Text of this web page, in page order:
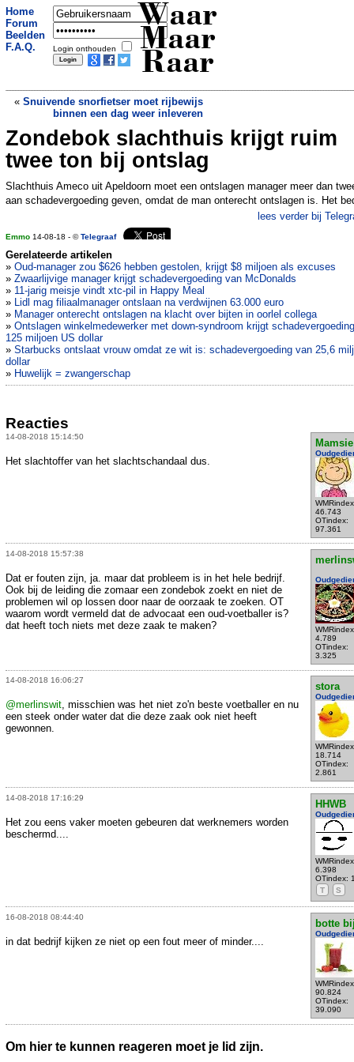
Home
Forum
Beelden
F.A.Q.
Login onthouden
Waar
Maar
Raar
« Snuivende snorfietser moet rijbewijs
binnen een dag weer inleveren
Wetenschappers stuiten per ongeluk op
eet-wat-je-wil-pil»
Zondebok slachthuis krijgt ruim
twee ton bij ontslag
Slachthuis Ameco uit Apeldoorn moet een ontslagen manager meer dan
aan schadevergoeding geven, omdat de man onterecht ontslagen is. Het
lees verder bij
Emmo 14-08-18 - ©Telegraaf
Gerelateerde artikelen
» Oud-manager zou $626 hebben gestolen, krijgt $8 miljoen als excuses
» Zwaarlijvige manager krijgt schadevergoeding van McDonalds
» 11-jarig meisje vindt xtc-pil in Happy Meal
» Lidl mag filiaalmanager ontslaan na verdwijnen 63.000 euro
» Manager onterecht ontslagen na klacht over bijten in oorlel collega
» Ontslagen winkelmedewerker met down-syndroom krijgt
125 miljoen US dollar
» Starbucks ontslaat vrouw omdat ze wit is: schadevergoeding van 25,6
dollar
» Huwelijk = zwangerschap
Reacties
14-08-2018 15:14:50
Mamsie
46.743
OTindex:
97.361
Het slachtoffer van het slachtschandaal dus.
14-08-2018 15:57:38
4.789
OTindex:
3.325
Dat er fouten zijn, ja. maar dat probleem is in het hele bedrijf.
Ook bij de leiding die zomaar een zondebok zoekt en niet de
problemen wil op lossen door naar de oorzaak te zoeken. OT
waarom wordt vermeld dat de advocaat een oud-voetballer is?
dat heeft toch niets met deze zaak te maken?
14-08-2018 16:06:27
stora
18.714
OTindex:
2.861
@merlinswit, misschien was het niet zo'n beste voetballer en nu
een steek onder water dat die deze zaak ook niet heeft
gewonnen.
14-08-2018 17:16:29
HHWB
6.398
OTindex:
T
S
Het zou eens vaker moeten gebeuren dat werknemers worden
beschermd....
16-08-2018 08:44:40
botte
90.824
OTindex:
39.090
in dat bedrijf kijken ze niet op een fout meer of minder....
Om hier te kunnen reageren moet je lid zijn.